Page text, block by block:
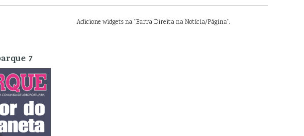
7
Adicione widgets na "Barra Direita na Notícia/Página".